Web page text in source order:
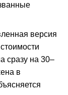
версия
сразу на 30–
в